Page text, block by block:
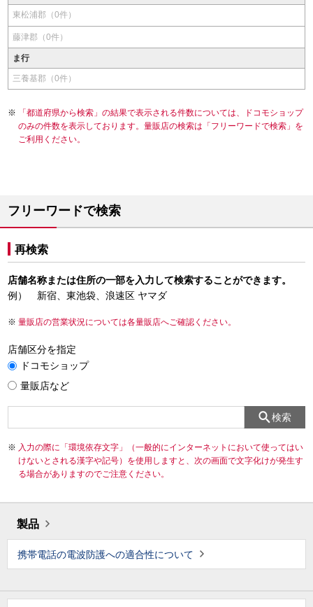
東松浦郡（0件）
藤津郡（0件）
ま行
三養基郡（0件）
「都道府県から検索」の結果で表示される件数については、ドコモショップ
のみの件数を表示しております。量販店の検索は「フリーワードで検索」を
ご利用ください。
フリーワードで検索
再検索
店舗名称または住所の一部を入力して検索することができます。
例） 新宿、東池袋、浪速区 ヤマダ
量販店の営業状況については各量販店へご確認ください。
店舗区分を指定
ドコモショップ
量販店など
検索
入力の際に「環境依存文字」（一般的にインターネットにおいて使ってはい
けないとされる漢字や記号）を使用しますと、次の画面で文字化けが発生す
る場合がありますのでご注意ください。
製品
携帯電話の電波防護への適合性について